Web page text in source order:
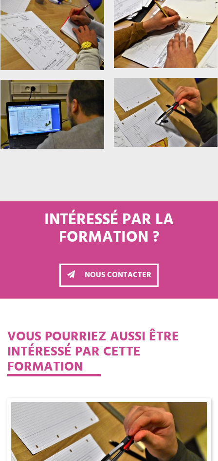
INTÉRESSÉ PAR LA
FORMATION ?
NOUS CONTACTER
VOUS POURRIEZ AUSSI ÊTRE
INTÉRESSÉ PAR CETTE
FORMATION